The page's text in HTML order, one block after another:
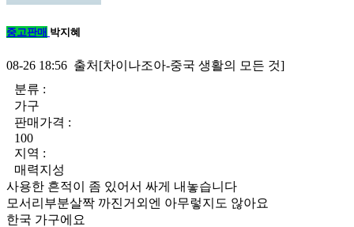
중고판매 박지혜
08-26 18:56 출처[차이나조아-중국 생활의 모든 것]
분류 :
가구
판매가격 :
100
지역 :
매력지성
사용한 흔적이 좀 있어서 싸게 내놓습니다
모서리부분살짝 까진거외엔 아무렇지도 않아요
한국 가구에요